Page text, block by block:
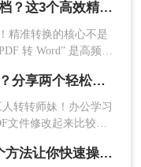
大师pdf转换器
的方法吧。
word，帮助大家提高
电脑上如何把pdf转换成word文档？这3个高效精准的方法，让你办公效能翻倍！
精准转换的核心不是
转 Word” 是高频刚
乱、文字丢失、表格
在电脑上如何将pdf转化为word？分享两个轻松转换的方法！
转转师妹！办公学习
文件修改起来比较麻
整理了两种！
pdf文档如何转word文档？这3个方法让你快速操作!！